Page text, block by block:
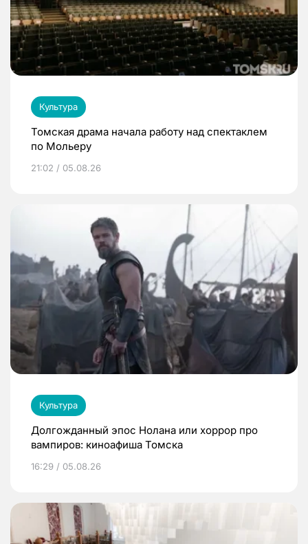
Культура
Томская драма начала работу над спектаклем
по Мольеру
21:02 / 05.08.26
Культура
Долгожданный эпос Нолана или хоррор про
вампиров: киноафиша Томска
16:29 / 05.08.26